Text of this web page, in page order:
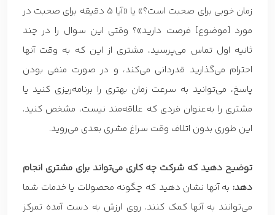
زمان خوبی برای صحبت است؟» یا «آیا 5 دقیقه برای صحبت در
مورد [موضوع] فرصت دارید»؟ وقتی این سوال را در چند
ثانیه اول تماس می‌پرسید، مشتری از این که به وقت آنها
احترام می‌گذارید قدردانی می‌کند، و در صورت منفی بودن
پاسخ، می‌توانید به سرعت زمان بهتری را برنامه‌ریزی کنید یا
مشتری را به‌عنوان فردی که علاقه‌مند نیست، مشخص کنید.
این طوری بدون اتلاف وقت سراغ مشری بعدی می‌روید.
توضیح دهید که شرکت چه کاری می‌تواند برای مشتری انجام
دهد: به آنها نشان دهید که چگونه محصولات یا خدمات شما
می‌توانند به آنها کمک کنند. روی ارزش به دست آمده تمرکز